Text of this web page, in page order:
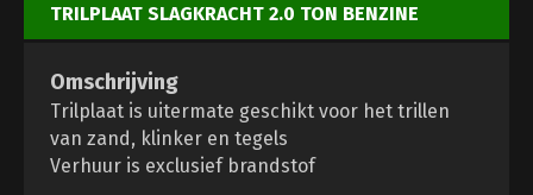
TRILPLAAT SLAGKRACHT 2.0 TON BENZINE
Omschrijving
Trilplaat is uitermate geschikt voor het trillen
van zand, klinker en tegels
Verhuur is exclusief brandstof